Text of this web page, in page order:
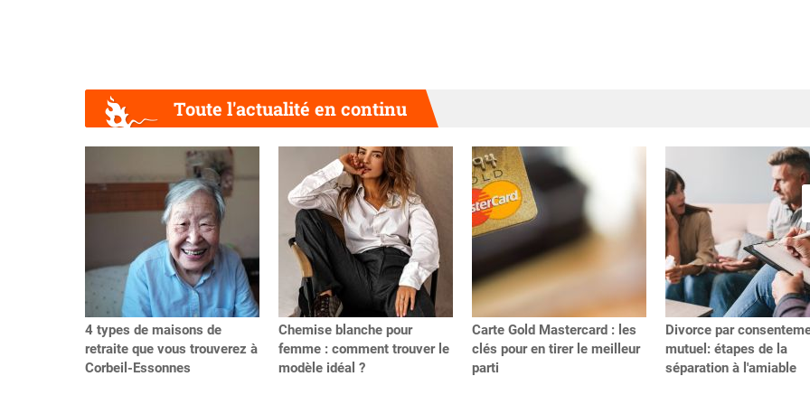
Toute l'actualité en continu
4 types de maisons de
retraite que vous trouverez à
Corbeil-Essonnes
Chemise blanche pour
femme : comment trouver le
modèle idéal ?
Carte Gold Mastercard : les
clés pour en tirer le meilleur
parti
Divorce par
mutuel: étapes de la
séparation à l'amiable